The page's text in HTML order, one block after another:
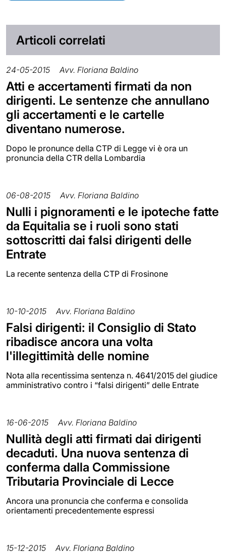
Articoli correlati
24-05-2015 Avv. Floriana Baldino
Atti e accertamenti firmati da non
dirigenti. Le sentenze che annullano
gli accertamenti e le cartelle
diventano numerose.
Dopo le pronunce della CTP di Legge vi è ora un
pronuncia della CTR della Lombardia
06-08-2015 Avv. Floriana Baldino
Nulli i pignoramenti e le ipoteche fatte
da Equitalia se i ruoli sono stati
sottoscritti dai falsi dirigenti delle
Entrate
La recente sentenza della CTP di Frosinone
10-10-2015 Avv. Floriana Baldino
Falsi dirigenti: il Consiglio di Stato
ribadisce ancora una volta
l'illegittimità delle nomine
Nota alla recentissima sentenza n. 4641/2015 del giudice
amministrativo contro i “falsi dirigenti” delle Entrate
16-06-2015 Avv. Floriana Baldino
Nullità degli atti firmati dai dirigenti
decaduti. Una nuova sentenza di
conferma dalla Commissione
Tributaria Provinciale di Lecce
Ancora una pronuncia che conferma e consolida
orientamenti precedentemente espressi
15-12-2015 Avv. Floriana Baldino